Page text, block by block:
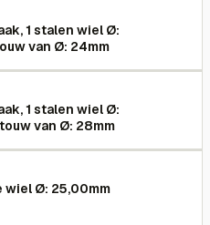
1 stalen wiel Ø:
van Ø: 24mm
1 stalen wiel Ø:
van Ø: 28mm
wiel Ø: 25,00mm